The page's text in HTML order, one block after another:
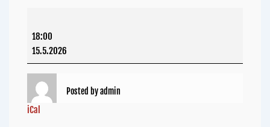
18:00
15.5.2026
Posted byadmin
iCal